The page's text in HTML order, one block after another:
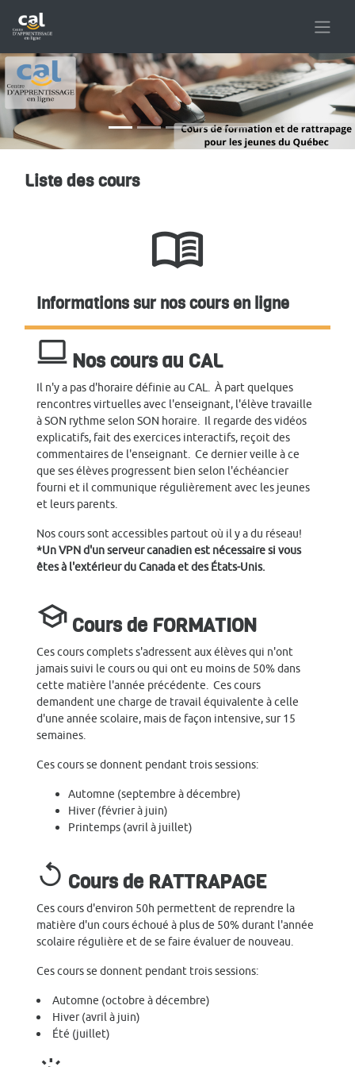
Passer au contenu principal
Liste des cours
menu_book
Informations sur nos cours en ligne
computer Nos cours au CAL
Il n'y a pas d'horaire définie au CAL. À part quelques
rencontres virtuelles avec l'enseignant, l'élève travaille
à SON rythme selon SON horaire. Il regarde des vidéos
explicatifs, fait des exercices interactifs, reçoit des
commentaires de l'enseignant. Ce dernier veille à ce
que ses élèves progressent bien selon l'échéancier
fourni et il communique régulièrement avec les jeunes
et leurs parents.
Nos cours sont accessibles partout où il y a du réseau!
*Un VPN d'un serveur canadien est nécessaire si vous
êtes à l'extérieur du Canada et des États-Unis.
school Cours de FORMATION
Ces cours complets s'adressent aux élèves qui n'ont
jamais suivi le cours ou qui ont eu moins de 50% dans
cette matière l'année précédente. Ces cours
demandent une charge de travail équivalente à celle
d'une année scolaire, mais de façon intensive, sur 15
semaines.
Ces cours se donnent pendant trois sessions:
Automne (septembre à décembre)
Hiver (février à juin)
Printemps (avril à juillet)
replay Cours de RATTRAPAGE
Ces cours d'environ 50h permettent de reprendre la
matière d'un cours échoué à plus de 50% durant l'année
scolaire régulière et de se faire évaluer de nouveau.
Ces cours se donnent pendant trois sessions:
Automne (octobre à décembre)
Hiver (avril à juin)
Été (juillet)